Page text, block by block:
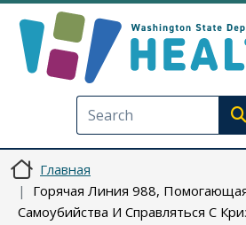
Главная
Горячая Линия 988,
Самоубийства И Справляться С